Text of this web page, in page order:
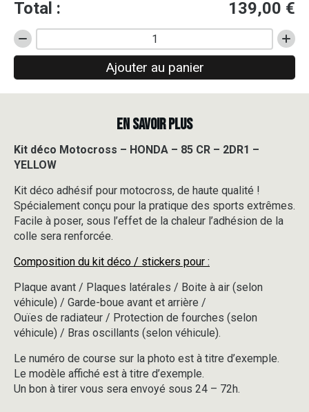
Total : 139,00 €
quantité
de
déco
Motocross
85
CR
2DR1
-
YELLOW
Ajouter au panier
EN SAVOIR PLUS
Kit déco Motocross – HONDA – 85 CR – 2DR1 –
YELLOW
Kit déco adhésif pour motocross, de haute qualité !
Spécialement conçu pour la pratique des sports extrêmes.
Facile à poser, sous l’effet de la chaleur l’adhésion de la
colle sera renforcée.
Composition du kit déco / stickers pour :
Plaque avant / Plaques latérales / Boite à air (selon
véhicule) / Garde-boue avant et arrière /
Ouïes de radiateur / Protection de fourches (selon
véhicule) / Bras oscillants (selon véhicule).
Le numéro de course sur la photo est à titre d’exemple.
Le modèle affiché est à titre d’exemple.
Un bon à tirer vous sera envoyé sous 24 – 72h.